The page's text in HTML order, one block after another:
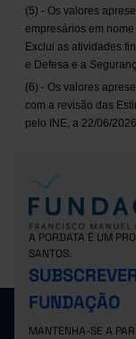
(5) - Os valores
empresários em
Exclui as atividades
e Defesa e a
(6) - Os valores
com a revisão das
pelo INE, a 22/06/
A PORDATA É UM
SANTOS.
FUNDAÇÃO
MANTENHA-SE A PAR.